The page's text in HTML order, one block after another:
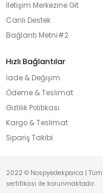
İletişim Merkezine Git
Canlı Destek
Bağlantı Metni#2
Hızlı Bağlantılar
İade & Değişim
Ödeme & Teslimat
Gizlilik Politikası
Kargo & Teslimat
Sipariş Takibi
2022 © Nospyedekparca | Tüm
sertifikası ile korunmaktadır.